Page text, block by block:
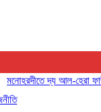
মনোহরদীতে দ্য আল-হেরা